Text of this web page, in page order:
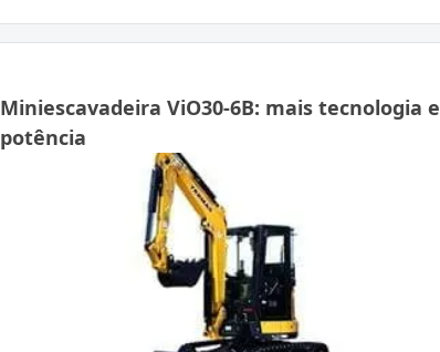
Miniescavadeira ViO30-6B: mais tecnologia e
potência